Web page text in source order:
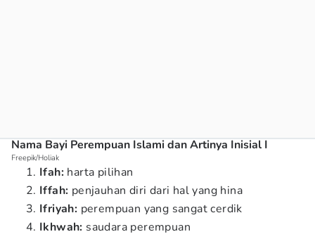
Nama Bayi Perempuan Islami dan Artinya Inisial I
Freepik/Holiak
Ifah: harta pilihan
Iffah: penjauhan diri dari hal yang hina
Ifriyah: perempuan yang sangat cerdik
Ikhwah: saudara perempuan